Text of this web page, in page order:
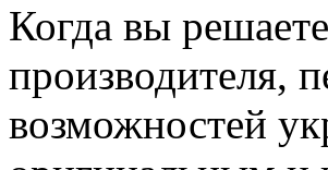
Когда вы
производителя,
возможностей